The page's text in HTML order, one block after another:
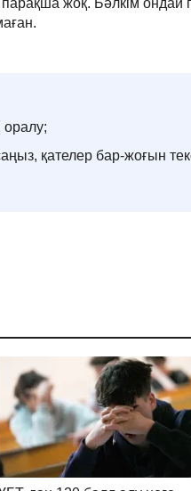
жоқ. Бәлкім ондай
оралу;
қателер бар-жоғын